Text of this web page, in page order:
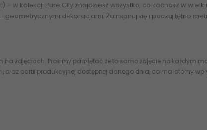
– w kolekcji Pure City znajdziesz wszystko, co kochasz w
dekoracjami. Zainspiruj się i poczuj tętno
na zdjęciach. Prosimy pamiętać, że to samo zdjęcie na każdym
oraz partii produkcyjnej dostępnej danego dnia, co ma istotny